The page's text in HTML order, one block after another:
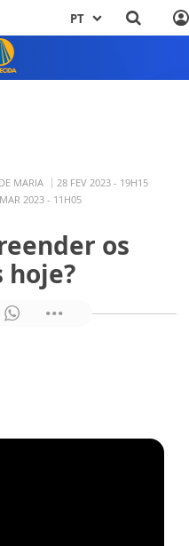
PT
MARIA
28 FEV 2023 - 19H15
2023 - 11H05
os
hoje?